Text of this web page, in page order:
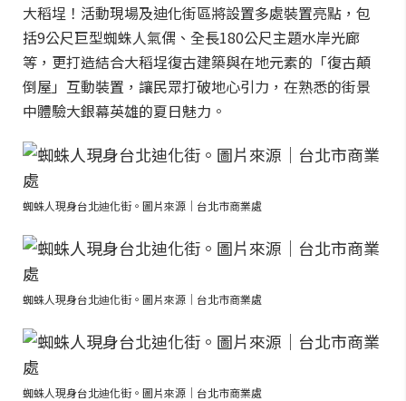
大稻埕！活動現場及迪化街區將設置多處裝置亮點，包
括9公尺巨型蜘蛛人氣偶、全長180公尺主題水岸光廊
等，更打造結合大稻埕復古建築與在地元素的「復古顛
倒屋」互動裝置，讓民眾打破地心引力，在熟悉的街景
中體驗大銀幕英雄的夏日魅力。
蜘蛛人現身台北迪化街。圖片來源｜台北市商業處
蜘蛛人現身台北迪化街。圖片來源｜台北市商業處
蜘蛛人現身台北迪化街。圖片來源｜台北市商業處